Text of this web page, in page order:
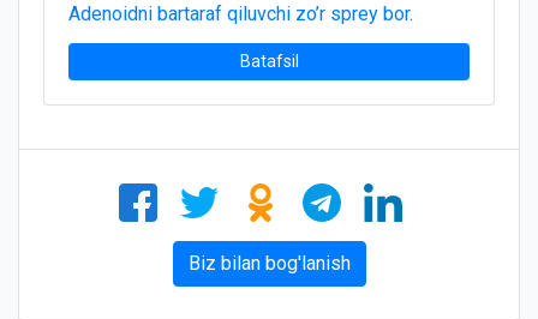
Adenoidni bartaraf qiluvchi zo’r sprey bor.
Batafsil
Biz bilan bog'lanish